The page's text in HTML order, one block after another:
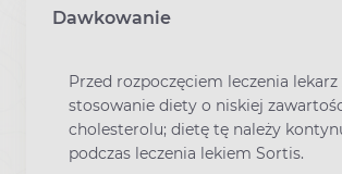
Dawkowanie
Przed rozpoczęciem leczenia lekarz
stosowanie diety o niskiej
cholesterolu; dietę tę należy
podczas leczenia lekiem Sortis.